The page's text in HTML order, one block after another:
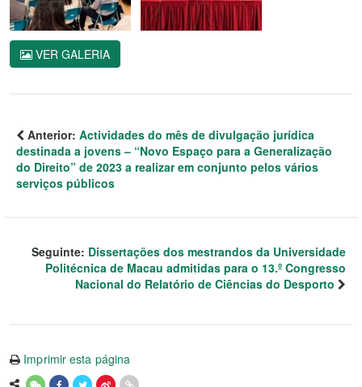
VER GALERIA
Anterior: Actividades do mês de divulgação jurídica
destinada a jovens – “Novo Espaço para a Generalização
do Direito” de 2023 a realizar em conjunto pelos vários
serviços públicos
Seguinte: Dissertações dos mestrandos da Universidade
Politécnica de Macau admitidas para o 13.º Congresso
Nacional do Relatório de Ciências do Desporto
Imprimir esta página